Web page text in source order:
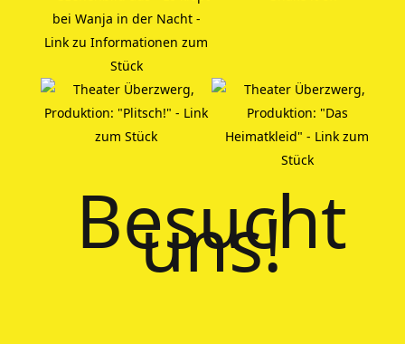
Besucht
uns!